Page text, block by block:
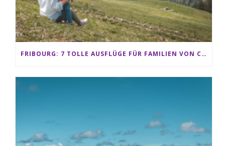
FRIBOURG: 7 TOLLE AUSFLÜGE FÜR FAMILIEN VON CHARMEY BIS LES PACCOTS